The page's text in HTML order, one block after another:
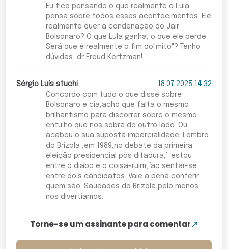
Eu fico pensando o que realmente o Lula
pensa sobre todos esses acontecimentos. Ele
realmente quer a condenação do Jair
Bolsonaro? O que Lula ganha, o que ele perde.
Será que é realmente o fim do"mito"? Tenho
dúvidas, dr Freud Kertzman!
Sérgio Luís stuchi
18.07.2025 14:32
Concordo com tudo o que disse sobre
Bolsonaro e cia,acho que falta o mesmo
brilhantismo para discorrer sobre o mesmo
entulho que nos sobra do outro lado. Ou
acabou o sua suposta imparcialidade. Lembro
do Brizola ,em 1989,no debate da primeira
eleição presidencial pós ditadura,” estou
entre o diabo e o coisa-ruim,”ao sentar-se
entre dois candidatos. Vale a pena conferir
quem são. Saudades do Brizola,pelo menos
nos divertíamos.
Torne-se um assinante para comentar